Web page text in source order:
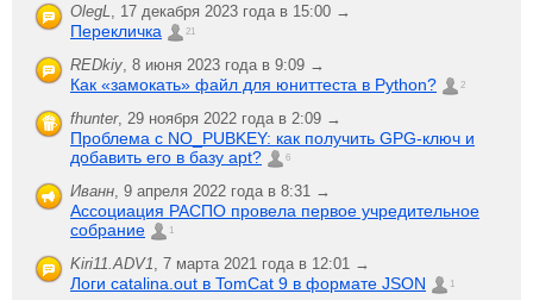
OlegL, 17 декабря 2023 года в 15:00 →
Перекличка 21
REDkiy, 8 июня 2023 года в 9:09 →
Как «замокать» файл для юниттеста в Python? 2
fhunter, 29 ноября 2022 года в 2:09 →
Проблема с NO_PUBKEY: как получить GPG-ключ и
добавить его в базу apt?
6
Иванн, 9 апреля 2022 года в 8:31 →
Ассоциация РАСПО провела первое учредительное
собрание
1
Kiri11.ADV1, 7 марта 2021 года в 12:01 →
Логи catalina.out в TomCat 9 в формате JSON 1